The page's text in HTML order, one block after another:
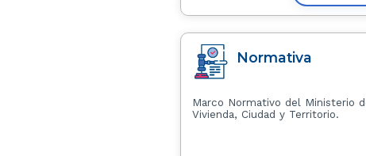
Normativa
Marco Normativo del Ministerio
Vivienda, Ciudad y Territorio.